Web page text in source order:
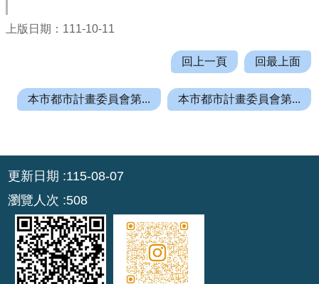
訊
務
民
服
務
政
府
資
上版日期：111-10-11
回上一頁 回最上面
本市都市計畫委員會第... 本市都市計畫委員會第...
更新日期
115-08-07
瀏覽人次
508